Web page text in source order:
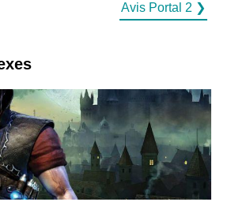
Avis Portal 2 ❯